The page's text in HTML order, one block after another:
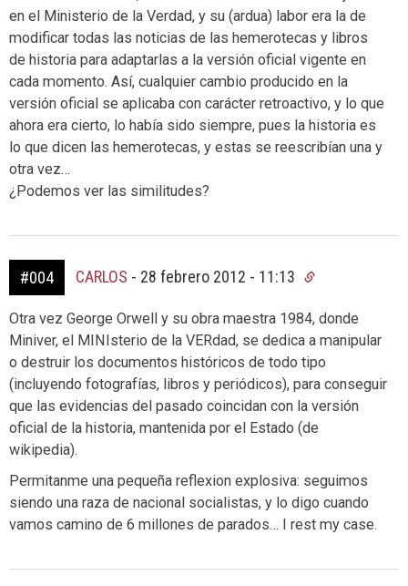
en el Ministerio de la Verdad, y su (ardua) labor era la de
modificar todas las noticias de las hemerotecas y libros
de historia para adaptarlas a la versión oficial vigente en
cada momento. Así, cualquier cambio producido en la
versión oficial se aplicaba con carácter retroactivo, y lo que
ahora era cierto, lo había sido siempre, pues la historia es
lo que dicen las hemerotecas, y estas se reescribían una y
otra vez…
¿Podemos ver las similitudes?
#004 CARLOS - 28 febrero 2012 - 11:13
Otra vez George Orwell y su obra maestra 1984, donde
Miniver, el MINIsterio de la VERdad, se dedica a manipular
o destruir los documentos históricos de todo tipo
(incluyendo fotografías, libros y periódicos), para conseguir
que las evidencias del pasado coincidan con la versión
oficial de la historia, mantenida por el Estado (de
wikipedia).
Permitanme una pequeña reflexion explosiva: seguimos
siendo una raza de nacional socialistas, y lo digo cuando
vamos camino de 6 millones de parados… I rest my case.